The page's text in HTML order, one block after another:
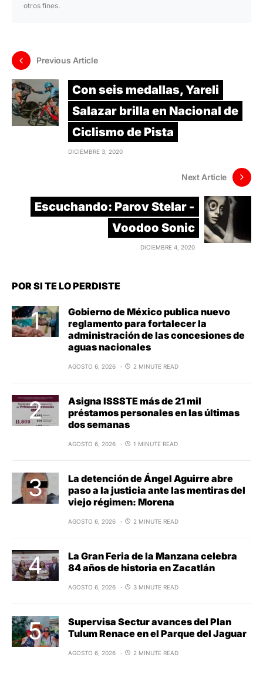
otros fines.
Previous Article
Con seis medallas, Yareli
Salazar brilla en Nacional de
Ciclismo de Pista
DICIEMBRE 3, 2020
Next Article
Escuchando: Parov Stelar -
Voodoo Sonic
DICIEMBRE 4, 2020
POR SI TE LO PERDISTE
Gobierno de México publica nuevo
reglamento para fortalecer la
administración de las concesiones de
aguas nacionales
AGOSTO 6, 2026 2 MINUTE READ
Asigna ISSSTE más de 21 mil
préstamos personales en las últimas
dos semanas
AGOSTO 6, 2026 1 MINUTE READ
La detención de Ángel Aguirre abre
paso a la justicia ante las mentiras del
viejo régimen: Morena
AGOSTO 6, 2026 2 MINUTE READ
La Gran Feria de la Manzana celebra
84 años de historia en Zacatlán
AGOSTO 6, 2026 3 MINUTE READ
Supervisa Sectur avances del Plan
Tulum Renace en el Parque del Jaguar
AGOSTO 6, 2026 2 MINUTE READ